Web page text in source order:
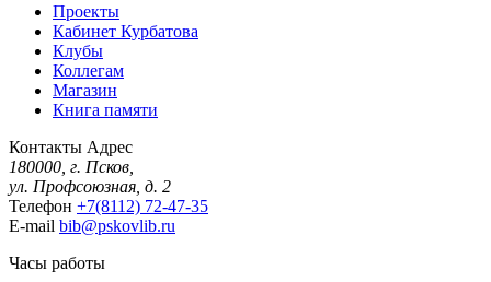
Проекты
Кабинет Курбатова
Клубы
Коллегам
Магазин
Книга памяти
Контакты Адрес
180000, г. Псков,
ул. Профсоюзная, д. 2
Телефон +7(8112) 72-47-35
E-mail bib@pskovlib.ru
Часы работы